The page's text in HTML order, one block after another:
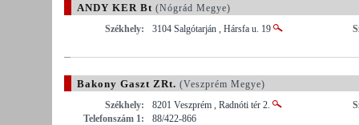
ANDY KER Bt (Nógrád Megye)
Székhely:
3104 Salgótarján , Hársfa u. 19
Bakony Gaszt ZRt. (Veszprém Megye)
Székhely:
8201 Veszprém , Radnóti tér 2.
Telefonszám 1:
88/422-866